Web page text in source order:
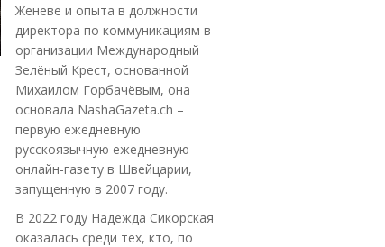
Женеве и опыта в должности
директора по коммуникациям в
организации Международный
Зелёный Крест, основанной
Михаилом Горбачёвым, она
основала NashaGazeta.ch –
первую ежедневную
русскоязычную ежедневную
онлайн-газету в Швейцарии,
запущенную в 2007 году.
В 2022 году Надежда Сикорская
оказалась среди тех, кто, по